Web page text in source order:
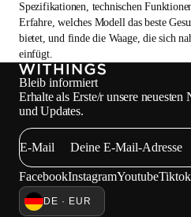
Spezifikationen, technischen
Erfahre, welches Modell das beste
bietet, und finde die Waage, die sich
einfügt.
Bleib informiert
Erhalte als Erste/r unsere
und Updates.
E-Mail
FacebookInstagramYoutubeTiktok
DE · EUR